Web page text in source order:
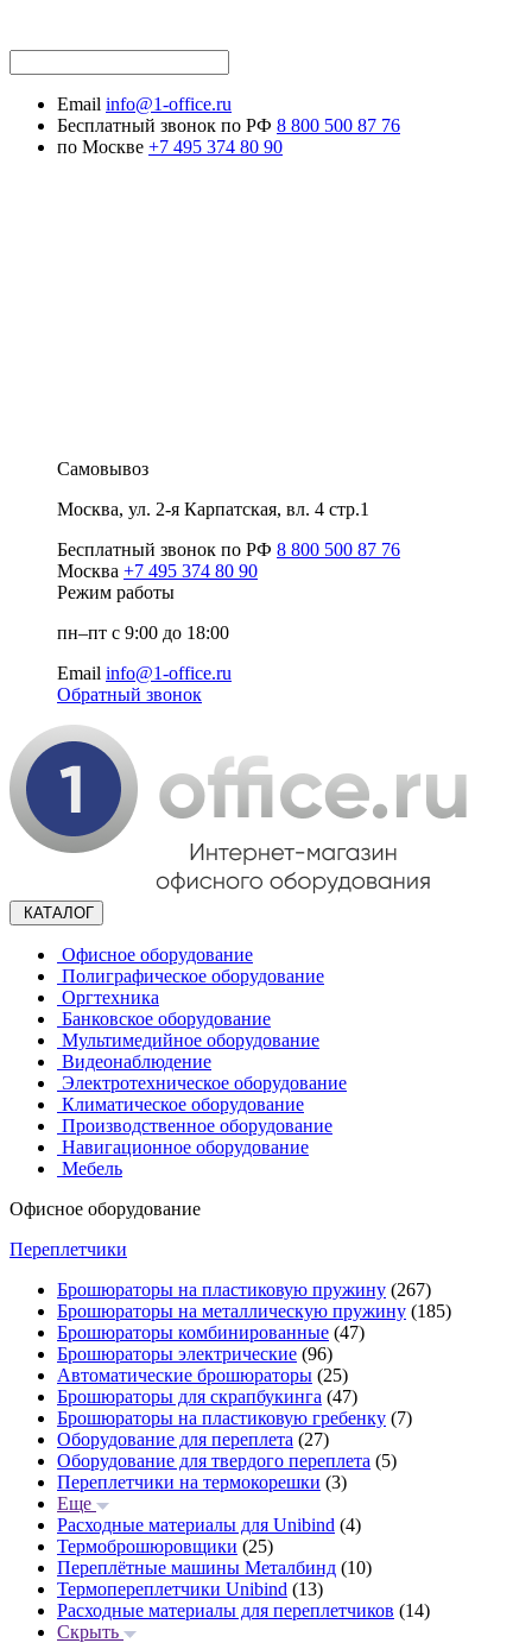
Email info@1-office.ru
Бесплатный звонок по РФ 8 800 500 87 76
по Москве +7 495 374 80 90
Самовывоз
Москва, ул. 2-я Карпатская, вл. 4 стр.1
Бесплатный звонок по РФ 8 800 500 87 76
Москва +7 495 374 80 90
Режим работы
пн–пт с 9:00 до 18:00
Email info@1-office.ru
Обратный звонок
КАТАЛОГ
Офисное оборудование
Полиграфическое оборудование
Оргтехника
Банковское оборудование
Мультимедийное оборудование
Видеонаблюдение
Электротехническое оборудование
Климатическое оборудование
Производственное оборудование
Навигационное оборудование
Мебель
Офисное оборудование
Переплетчики
Брошюраторы на пластиковую пружину (267)
Брошюраторы на металлическую пружину (185)
Брошюраторы комбинированные (47)
Брошюраторы электрические (96)
Автоматические брошюраторы (25)
Брошюраторы для скрапбукинга (47)
Брошюраторы на пластиковую гребенку (7)
Оборудование для переплета (27)
Оборудование для твердого переплета (5)
Переплетчики на термокорешки (3)
Еще
Расходные материалы для Unibind (4)
Термоброшюровщики (25)
Переплётные машины Металбинд (10)
Термопереплетчики Unibind (13)
Расходные материалы для переплетчиков (14)
Скрыть